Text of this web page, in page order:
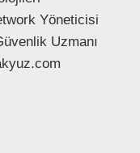
Yöneticisi
Uzmanı